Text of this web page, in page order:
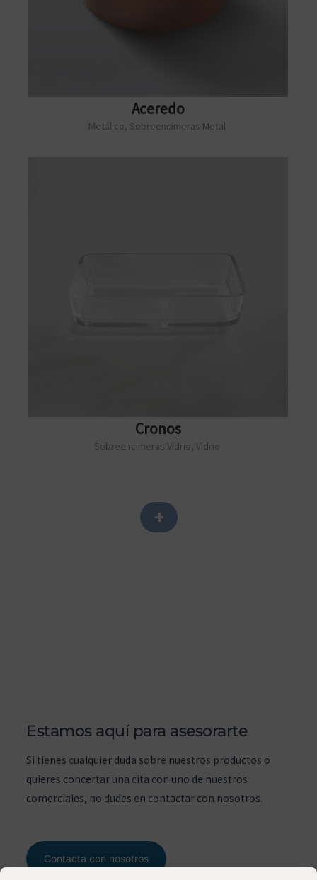
Aceredo
Metálico, Sobreencimeras Metal
Cronos
Sobreencimeras Vidrio, Vidrio
+
Estamos aquí para asesorarte
Si tienes cualquier duda sobre nuestros productos o
quieres concertar una cita con uno de nuestros
comerciales, no dudes en contactar con nosotros.
Contacta con nosotros